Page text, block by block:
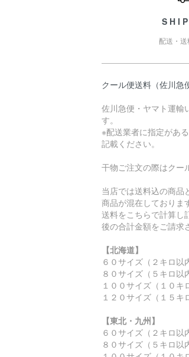
配送・
クール便送料（佐川急
佐川急便・ヤマト運輸
す。
※配送業者に指定があ
記載ください。
干物ご注文の際はクー
当店では送料込の商品
商品が混在しておりま
送料をこちらで計算し
後の合計金額をご請求
【北海道】
６０サイズ（２キロ以
８０サイズ（５キロ以
１００サイズ（１０キ
１２０サイズ（１５キ
【東北・九州】
６０サイズ（２キロ以
８０サイズ（５キロ以